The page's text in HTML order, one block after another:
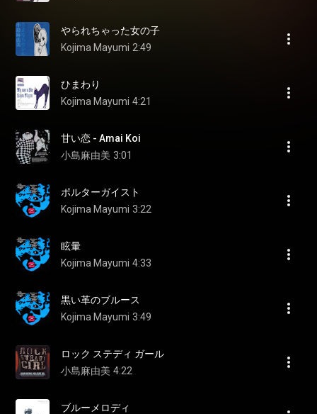
やられちゃった女の子
Kojima Mayumi 2:49
ひまわり
Kojima Mayumi 4:21
甘い恋 - Amai Koi
小島麻由美 3:01
ポルターガイスト
Kojima Mayumi 3:22
眩暈
Kojima Mayumi 4:33
黒い革のブルース
Kojima Mayumi 3:49
ロック ステディ ガール
小島麻由美 4:22
ブルーメロディ